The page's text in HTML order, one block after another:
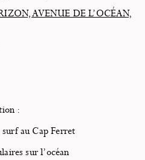
AVENUE DE L’OCÉAN,
:
au Cap Ferret
sur l’océan